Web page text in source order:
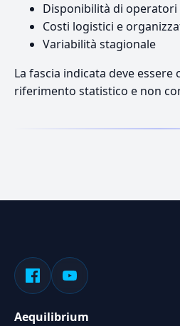
Disponibilità di operatori
Costi logistici e
Variabilità stagionale
La fascia indicata deve
riferimento statistico e non
Aequilibrium